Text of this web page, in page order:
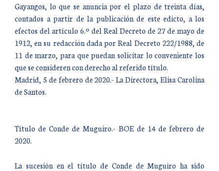
Gayangos, lo que se anuncia por el plazo de treinta días,
contados a partir de la publicación de este edicto, a los
efectos del artículo 6.º del Real Decreto de 27 de mayo de
1912, en su redacción dada por Real Decreto 222/1988, de
11 de marzo, para que puedan solicitar lo conveniente los
que se consideren con derecho al referido título.
Madrid, 5 de febrero de 2020.- La Directora, Elisa Carolina
de Santos.
Título de Conde de Muguiro.- BOE de 14 de febrero de
2020.
La sucesión en el título de Conde de Muguiro ha sido